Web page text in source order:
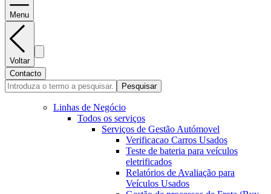
Menu
Voltar
Contacto
Pesquisar
Linhas de Negócio
Todos os serviços
Serviços de Gestão Autómovel
Verificacao Carros Usados
Teste de bateria para veículos
eletrificados
Relatórios de Avaliação para
Veículos Usados